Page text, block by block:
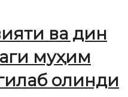
ва дин
муҳим
олинди